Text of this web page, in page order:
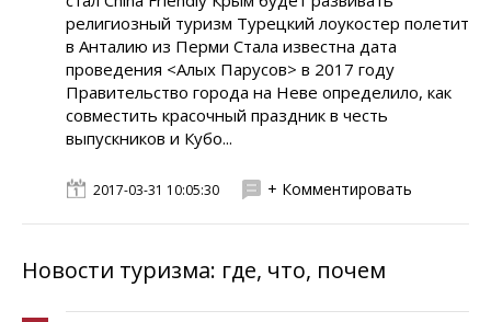
религиозный туризм Турецкий лоукостер полетит
в Анталию из Перми Стала известна дата
проведения <Алых Парусов> в 2017 году
Правительство города на Неве определило, как
совместить красочный праздник в честь
выпускников и Кубо...
2017-03-31 10:05:30 + Комментировать
Новости туризма: где, что, почем